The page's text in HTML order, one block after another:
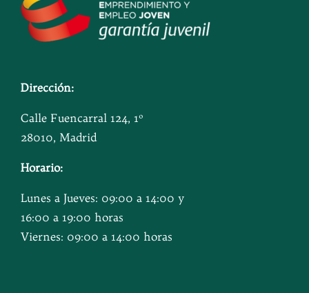
Dirección:
Calle Fuencarral 124, 1º
28010, Madrid
Horario:
Lunes a Jueves: 09:00 a 14:00 y
16:00 a 19:00 horas
Viernes: 09:00 a 14:00 horas